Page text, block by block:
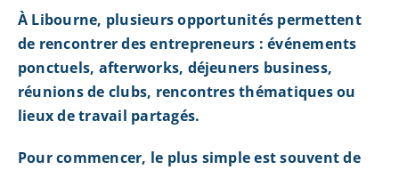
À Libourne, plusieurs opportunités permettent
de rencontrer des entrepreneurs : événements
ponctuels, afterworks, déjeuners business,
réunions de clubs, rencontres thématiques ou
lieux de travail partagés.
Pour commencer, le plus simple est souvent de